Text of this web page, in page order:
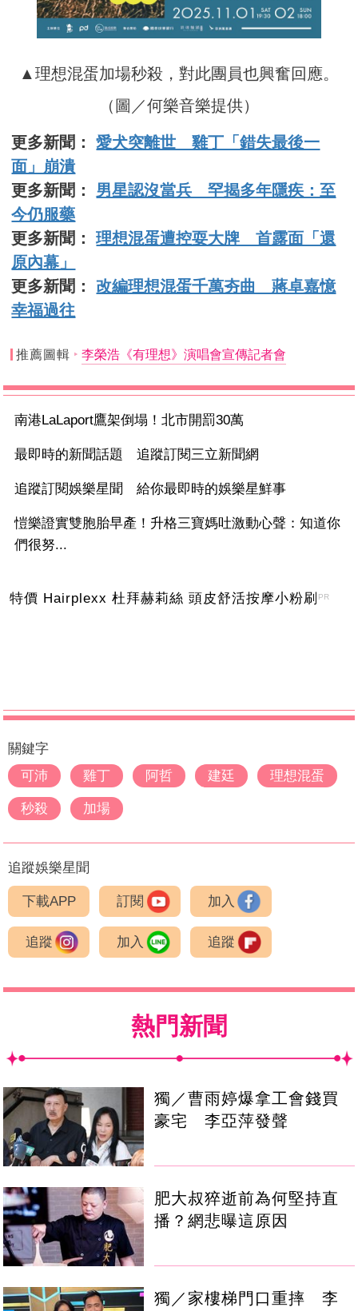
▲理想混蛋加場秒殺，對此團員也興奮回應。
（圖／何樂音樂提供）
更多新聞：愛犬突離世 雞丁「錯失最後一
面」崩潰
更多新聞： 男星認沒當兵 罕揭多年隱疾：至
今仍服藥
更多新聞：理想混蛋遭控耍大牌 首露面「還
原內幕」
更多新聞：改編理想混蛋千萬夯曲 蔣卓嘉憶
幸福過往
推薦圖輯 李榮浩《有理想》演唱會宣傳記者會
南港LaLaport鷹架倒塌！北市開罰30萬
最即時的新聞話題 追蹤訂閱三立新聞網
追蹤訂閱娛樂星聞 給你最即時的娛樂星鮮事
愷樂證實雙胞胎早產！升格三寶媽吐激動心聲：知道你
們很努...
特價 Hairplexx 杜拜赫莉絲 頭皮舒活按摩小粉刷 PR
關鍵字
可沛
雞丁 阿哲 建廷 理想混蛋
秒殺 加場
追蹤娛樂星聞
下載APP 訂閱 加入
追蹤 加入 追蹤
熱門新聞
獨／曹雨婷爆拿工會錢買
豪宅 李亞萍發聲
肥大叔猝逝前為何堅持直
播？網悲曝這原因
獨／家樓梯門口重摔 李